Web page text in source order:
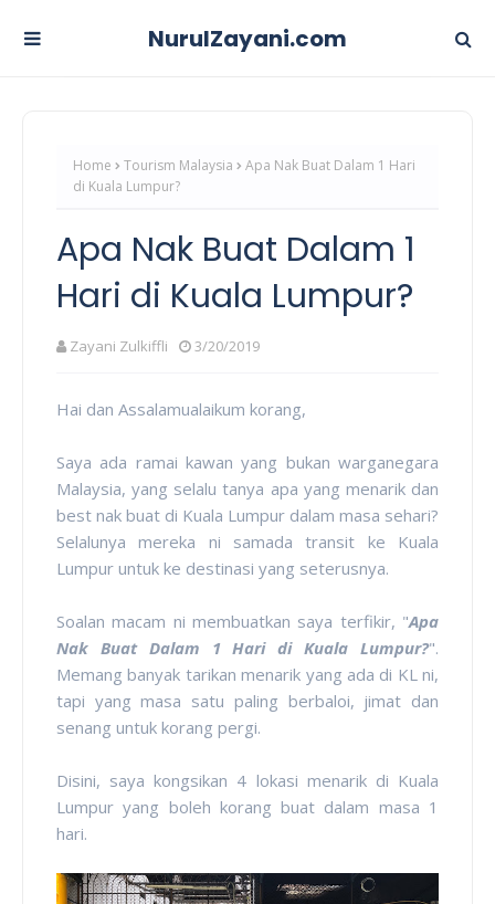
NurulZayani.com
Home Tourism Malaysia
Apa Nak Buat Dalam 1 Hari
di Kuala Lumpur?
Apa Nak Buat Dalam 1
Hari di Kuala Lumpur?
Zayani Zulkiffli 3/20/2019
Hai dan Assalamualaikum korang,
Saya ada ramai kawan yang bukan warganegara
Malaysia, yang selalu tanya apa yang menarik dan
best nak buat di Kuala Lumpur dalam masa sehari?
Selalunya mereka ni samada transit ke Kuala
Lumpur untuk ke destinasi yang seterusnya.
Soalan macam ni membuatkan saya terfikir, "Apa
Nak Buat Dalam 1 Hari di Kuala Lumpur?".
Memang banyak tarikan menarik yang ada di KL ni,
tapi yang masa satu paling berbaloi, jimat dan
senang untuk korang pergi.
Disini, saya kongsikan 4 lokasi menarik di Kuala
Lumpur yang boleh korang buat dalam masa 1
hari.